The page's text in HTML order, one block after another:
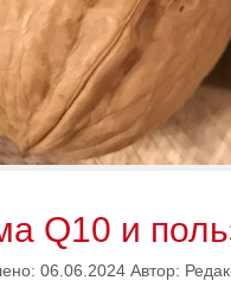
Q10 и
06.06.2024 Автор: